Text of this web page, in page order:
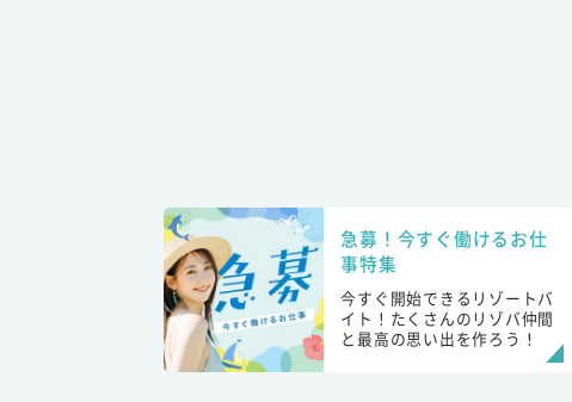
急募！今すぐ働けるお仕
事特集
今すぐ開始できるリゾートバ
イト！たくさんのリゾバ仲間
と最高の思い出を作ろう！